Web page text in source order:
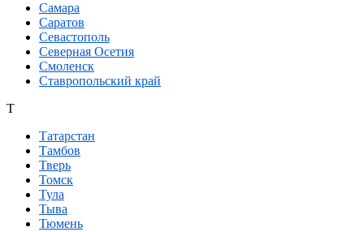
Самара
Саратов
Севастополь
Северная Осетия
Смоленск
Ставропольский край
Т
Татарстан
Тамбов
Тверь
Томск
Тула
Тыва
Тюмень